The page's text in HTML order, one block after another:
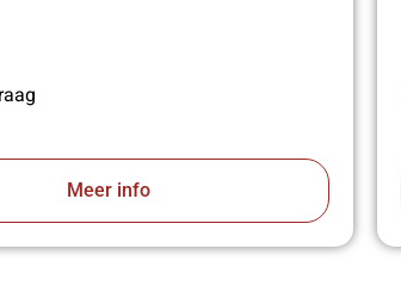
Meer info